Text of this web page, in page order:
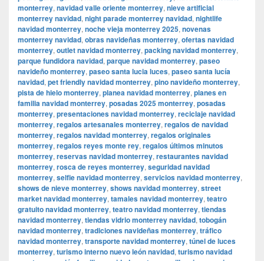
monterrey, navidad valle oriente monterrey, nieve artificial
monterrey navidad, night parade monterrey navidad, nightlife
navidad monterrey, noche vieja monterrey 2025, novenas
monterrey navidad, obras navideñas monterrey, ofertas navidad
monterrey, outlet navidad monterrey, packing navidad monterrey,
parque fundidora navidad, parque navidad monterrey, paseo
navideño monterrey, paseo santa lucia luces, paseo santa lucía
navidad, pet friendly navidad monterrey, pino navideño monterrey,
pista de hielo monterrey, planea navidad monterrey, planes en
familia navidad monterrey, posadas 2025 monterrey, posadas
monterrey, presentaciones navidad monterrey, reciclaje navidad
monterrey, regalos artesanales monterrey, regalos de navidad
monterrey, regalos navidad monterrey, regalos originales
monterrey, regalos reyes monte rey, regalos últimos minutos
monterrey, reservas navidad monterrey, restaurantes navidad
monterrey, rosca de reyes monterrey, seguridad navidad
monterrey, selfie navidad monterrey, servicios navidad monterrey,
shows de nieve monterrey, shows navidad monterrey, street
market navidad monterrey, tamales navidad monterrey, teatro
gratuito navidad monterrey, teatro navidad monterrey, tiendas
navidad monterrey, tiendas vidrio monterrey navidad, tobogán
navidad monterrey, tradiciones navideñas monterrey, tráfico
navidad monterrey, transporte navidad monterrey, túnel de luces
monterrey, turismo interno nuevo león navidad, turismo navidad